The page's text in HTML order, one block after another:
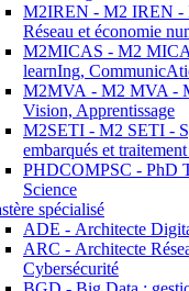
M2IREN - M2 IREN -
Réseau et économie
M2MICAS - M2
learnIng,
M2MVA - M2 MVA -
Vision, Apprentissage
M2SETI - M2 SETI -
embarqués et
PHDCOMPSC - PhD
Science
spécialisé
ADE - Architecte
ARC - Architecte
Cybersécurité